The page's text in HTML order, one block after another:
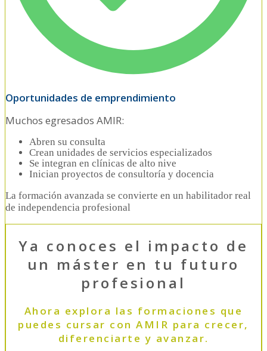
Oportunidades de emprendimiento
Muchos egresados AMIR:
Abren su consulta
Crean unidades de servicios especializados
Se integran en clínicas de alto nive
Inician proyectos de consultoría y docencia
La formación avanzada se convierte en un habilitador real
de independencia profesional
Ya conoces el impacto de
un máster en tu futuro
profesional
Ahora explora las formaciones que
puedes cursar con AMIR para crecer,
diferenciarte y avanzar.